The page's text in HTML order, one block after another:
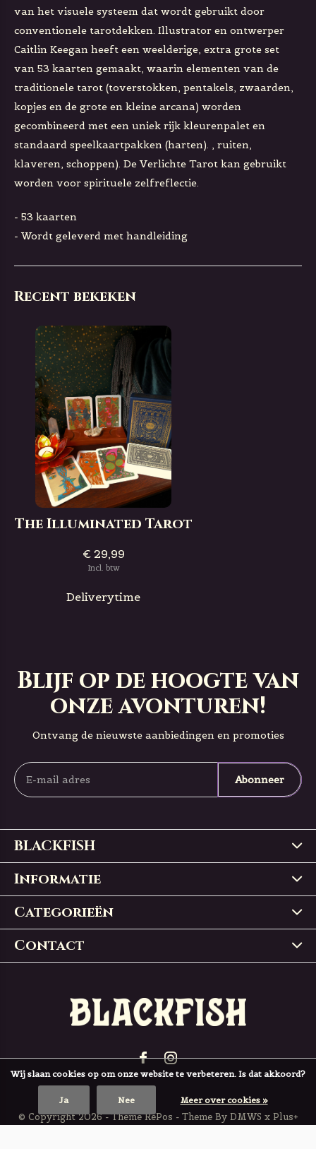
van het visuele systeem dat wordt gebruikt door
conventionele tarotdekken. Illustrator en ontwerper
Caitlin Keegan heeft een weelderige, extra grote set
van 53 kaarten gemaakt, waarin elementen van de
traditionele tarot (toverstokken, pentakels, zwaarden,
kopjes en de grote en kleine arcana) worden
gecombineerd met een uniek rijk kleurenpalet en
standaard speelkaartpakken (harten). , ruiten,
klaveren, schoppen). De Verlichte Tarot kan gebruikt
worden voor spirituele zelfreflectie.
- 53 kaarten
- Wordt geleverd met handleiding
Recent bekeken
The Illuminated Tarot
€ 29,99
Incl. btw
Deliverytime
Blijf op de hoogte van
onze avonturen!
Ontvang de nieuwste aanbiedingen en promoties
Abonneer
BLACKFISH
Informatie
Categorieën
Contact
© Copyright2026- Theme RePos - Theme By DMWS x Plus+
Wij slaan cookies op om onze website te verbeteren. Is dat akkoord?
Ja Nee Meer over cookies »